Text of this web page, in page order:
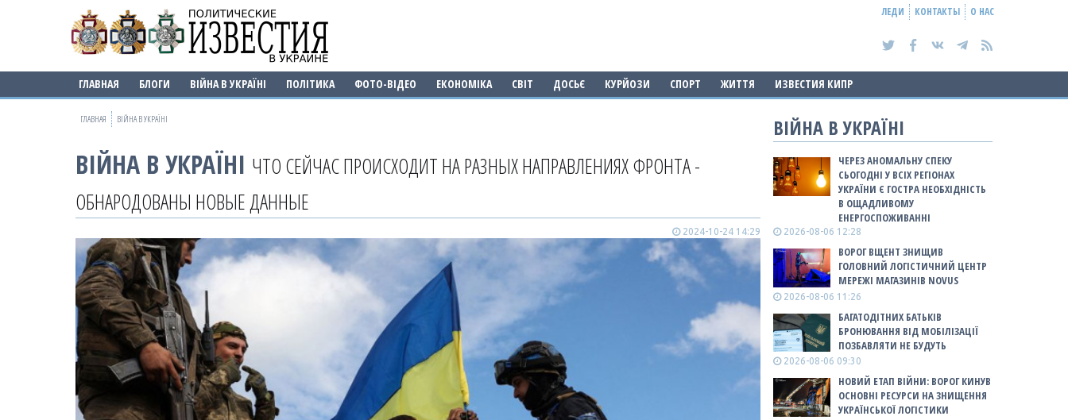
ЛЕДИ КОНТАКТЫ О НАС
ГЛАВНАЯ БЛОГИ ВІЙНА В УКРАЇНІ ПОЛІТИКА ФОТО-ВІДЕО ЕКОНОМІКА СВІТ ДОСЬЄ КУРЙОЗИ СПОРТ ЖИТТЯ ИЗВЕСТИЯ КИПР
ГЛАВНАЯ ВІЙНА В УКРАЇНІ
ВІЙНА В УКРАЇНІ ЧТО СЕЙЧАС ПРОИСХОДИТ НА РАЗНЫХ НАПРАВЛЕНИЯХ ФРОНТА -
ОБНАРОДОВАНЫ НОВЫЕ ДАННЫЕ
2024-10-24 14:29
ВІЙНА В УКРАЇНІ
ЧЕРЕЗ АНОМАЛЬНУ СПЕКУ
СЬОГОДНІ У ВСІХ РЕГІОНАХ
УКРАЇНИ Є ГОСТРА НЕОБХІДНІСТЬ
В ОЩАДЛИВОМУ
ЕНЕРГОСПОЖИВАННІ
2026-08-06 12:28
ВОРОГ ВЩЕНТ ЗНИЩИВ
ГОЛОВНИЙ ЛОГІСТИЧНИЙ ЦЕНТР
МЕРЕЖІ МАГАЗИНІВ NOVUS
2026-08-06 11:26
БАГАТОДІТНИХ БАТЬКІВ
БРОНЮВАННЯ ВІД МОБІЛІЗАЦІЇ
ПОЗБАВЛЯТИ НЕ БУДУТЬ
2026-08-06 09:30
НОВИЙ ЕТАП ВІЙНИ: ВОРОГ КИНУВ
ОСНОВНІ РЕСУРСИ НА ЗНИЩЕННЯ
УКРАЇНСЬКОЇ ЛОГІСТИКИ